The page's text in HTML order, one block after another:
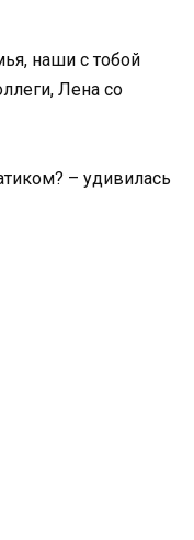
наши с тобой
Лена со
– удивилась